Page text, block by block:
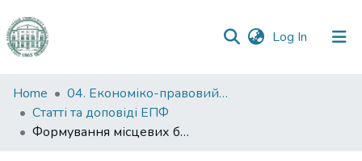
Log In (current)
Communities
&
Collections
Home
04. Економіко-правовий факультет
Статті та доповіді ЕПФ
Формування місцевих бюджетів на прикладі ФРН